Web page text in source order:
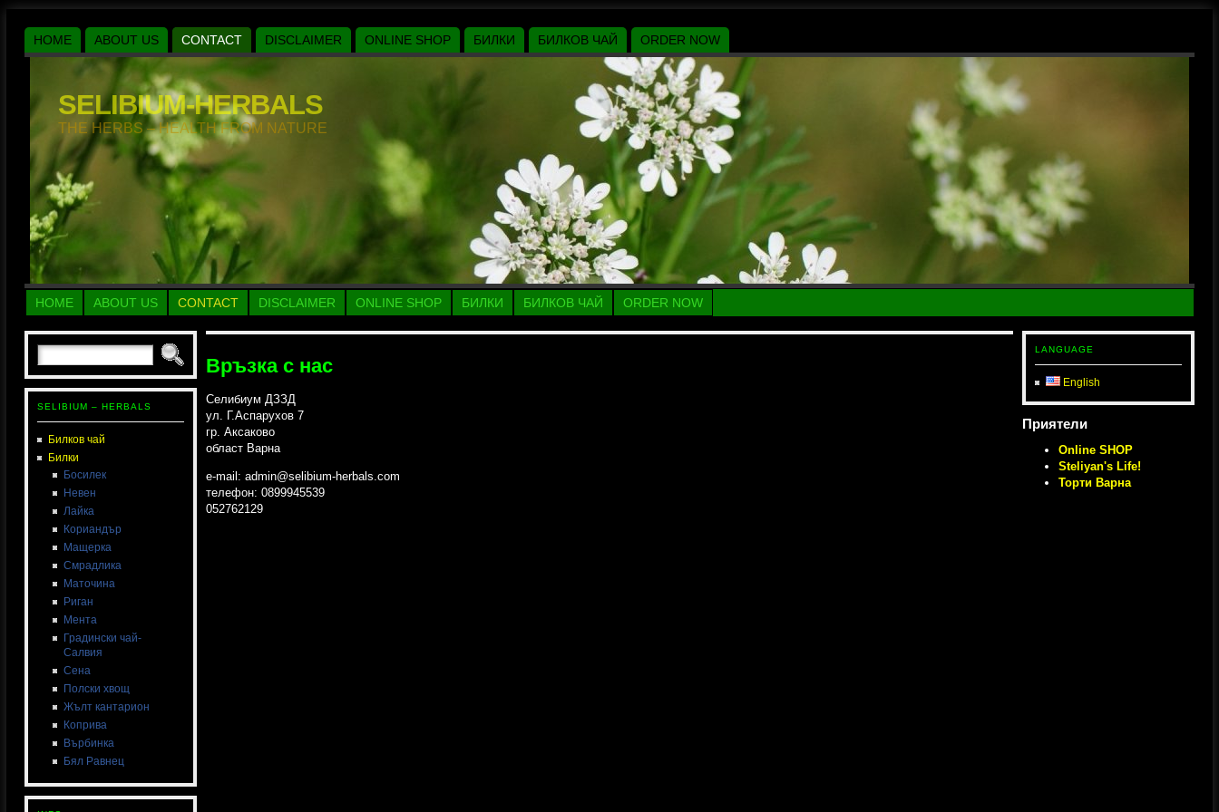
HOME ABOUT US CONTACT DISCLAIMER ONLINE SHOP БИЛКИ БИЛКОВ ЧАЙ ORDER NOW
SELIBIUM-HERBALS
THE HERBS – HEALTH FROM NATURE
HOME ABOUT US CONTACT DISCLAIMER ONLINE SHOP БИЛКИ БИЛКОВ ЧАЙ ORDER NOW
SELIBIUM – HERBALS
Билков чай
Билки
Босилек
Невен
Лайка
Кориандър
Мащерка
Смрадлика
Маточина
Риган
Мента
Градински чай-
Салвия
Сена
Полски хвощ
Жълт кантарион
Коприва
Върбинка
Бял Равнец
Връзка с нас
Селибиум ДЗЗД
ул. Г.Аспарухов 7
гр. Аксаково
област Варна
e-mail: admin@selibium-herbals.com
телефон: 0899945539
052762129
LANGUAGE
English
Приятели
Online SHOP
Steliyan's Life!
Торти Варна